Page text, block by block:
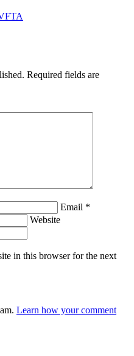
Required fields are
Email *
Website
in this browser for the next
Learn how your comment